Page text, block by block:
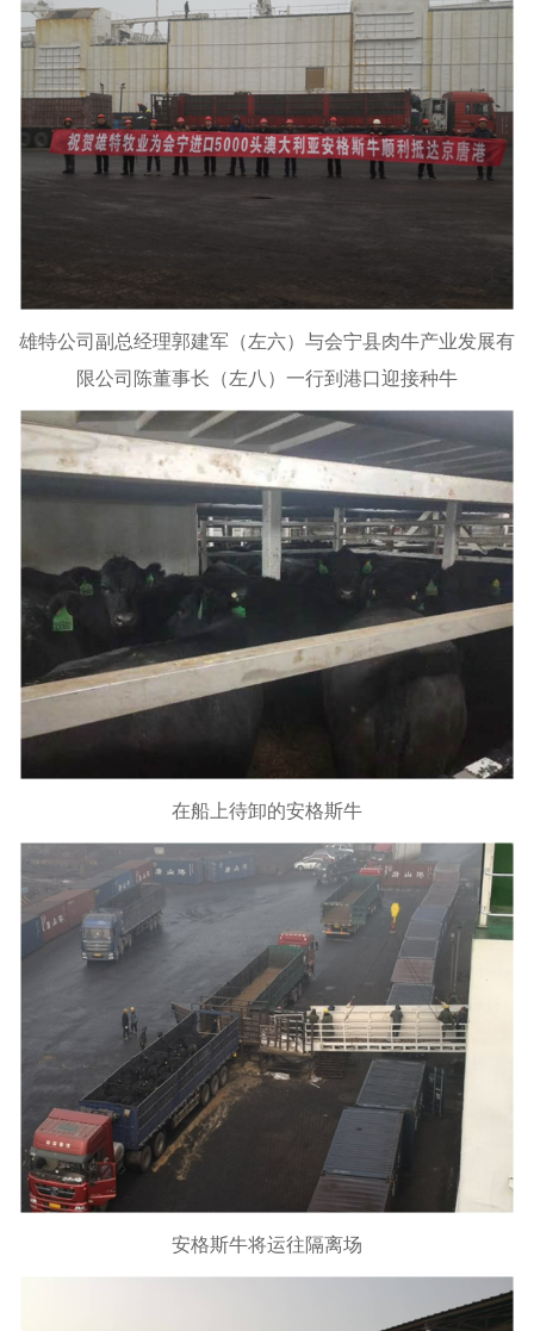
雄特公司副总经理郭建军（左六）与会宁县肉牛产业发展有
限公司陈董事长（左八）一行到港口迎接种牛
在船上待卸的安格斯牛
安格斯牛将运往隔离场